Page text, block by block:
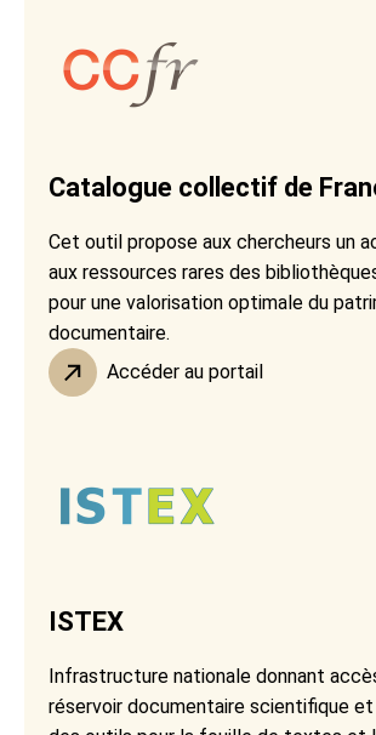
Catalogue collectif de
Cet outil propose aux chercheurs un
aux ressources rares des
pour une valorisation optimale du
documentaire.
Accéder au portail
ISTEX
Infrastructure nationale donnant
réservoir documentaire scientifique